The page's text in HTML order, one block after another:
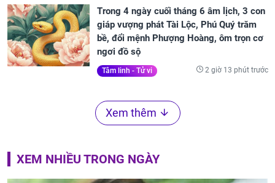
Trong 4 ngày cuối tháng 6 âm lịch, 3 con
giáp vượng phát Tài Lộc, Phú Quý trăm
bề, đổi mệnh Phượng Hoàng, ôm trọn cơ
ngơi đồ sộ
Tâm linh - Tử vi 2 giờ 13 phút trước
Xem thêm
XEM NHIỀU TRONG NGÀY